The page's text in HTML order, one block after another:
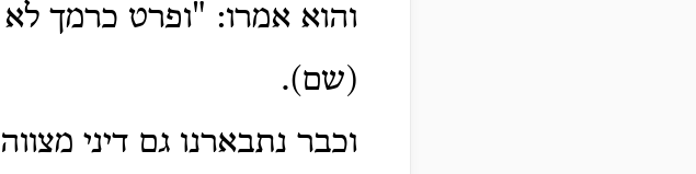
והוא אמרו: "ופרט כרמך
(שם).
וכבר נתבארנו גם דיני